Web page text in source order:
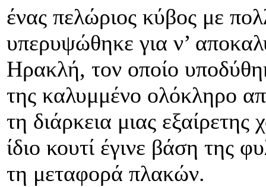
ένας πελώριος κύβος με
υπερυψώθηκε για ν’
Ηρακλή, τον οποίο
της καλυμμένο ολόκληρο
τη διάρκεια μιας
ίδιο κουτί έγινε βάση της
τη μεταφορά πλακών.